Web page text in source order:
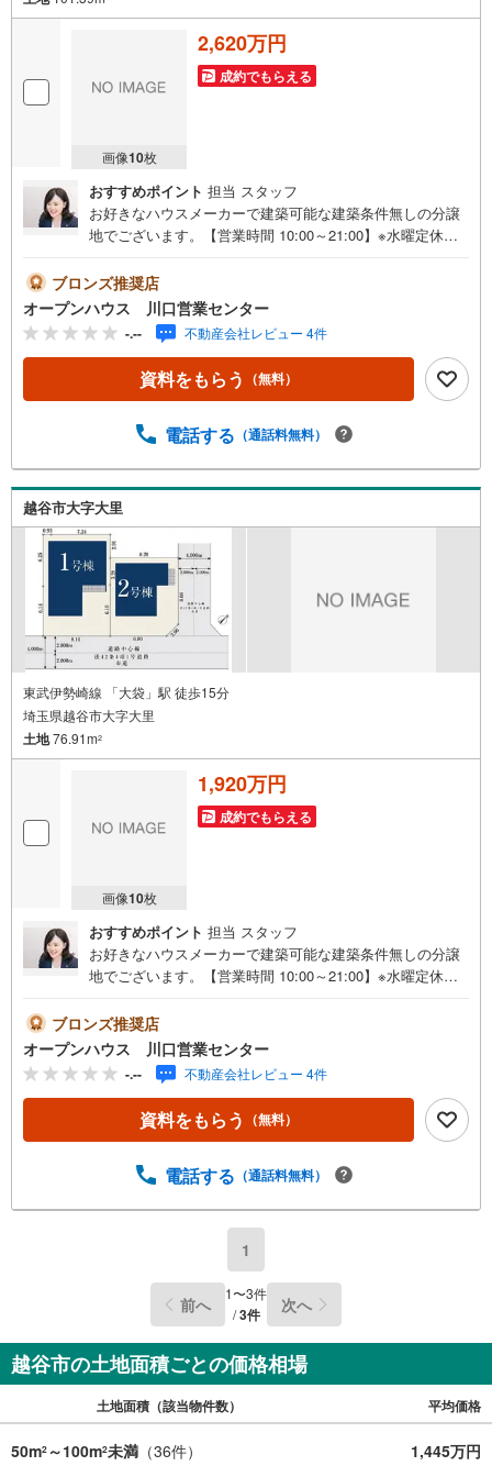
画像10枚
2,620万円
成約でもらえる
おすすめポイント 担当 スタッフ
お好きなハウスメーカーで建築可能な建築条件無しの分譲
地でございます。【営業時間 10:00～21:00】※水曜定休上
軽にご連絡ください！現地を見学される場合は「室内・現
地を見学する（無料）」ボタンよりご希望の日時をご記入
いただけますとスムーズにご案内が可能です。◎現地のご
案内について・平日や夜遅い時間帯もご案内が可能 ※定休
日を除く・経験豊富なスタッフが物件詳細を丁寧にご説明
いたします。・車でご自宅や最寄り駅等、ご指定の場所ま
◎個別FP相談会 無料物件のご紹介だけでなく住宅ロー
いう方も大歓迎です！年間8000棟以上の限定物件を発表し
ているオープンハウスだから出会える物件が多数ございま
す。ぜひお気軽にご連絡・ご相談ください！※限定物件:当
社のみ、もしくは当社を含めた数社でのみご紹介可能なオ
ープンハウス・ディベロップメントの物件
ブロンズ推奨店
オープンハウス 川口営業センター
-.-- 不動産会社レビュー 4件
資料をもらう （無料）
電話する （通話料無料）
越谷市大字大里
東武伊勢崎線 「大袋」駅 徒歩15分
埼玉県越谷市大字大里
土地76.91m2
画像10枚
1,920万円
成約でもらえる
おすすめポイント 担当 スタッフ
お好きなハウスメーカーで建築可能な建築条件無しの分譲
地でございます。【営業時間 10:00～21:00】※水曜定休上
軽にご連絡ください！現地を見学される場合は「室内・現
地を見学する（無料）」ボタンよりご希望の日時をご記入
いただけますとスムーズにご案内が可能です。◎現地のご
案内について・平日や夜遅い時間帯もご案内が可能 ※定休
日を除く・経験豊富なスタッフが物件詳細を丁寧にご説明
いたします。・車でご自宅や最寄り駅等、ご指定の場所ま
◎個別FP相談会 無料物件のご紹介だけでなく住宅ロー
いう方も大歓迎です！年間8000棟以上の限定物件を発表し
す。ぜひお気軽にご連絡・ご相談ください！※限定物件:当
社のみ、もしくは当社を含めた数社でのみご紹介可能なオ
ープンハウス・ディベロップメントの物件
ブロンズ推奨店
オープンハウス 川口営業センター
-.-- 不動産会社レビュー 4件
資料をもらう （無料）
電話する （通話料無料）
1
前へ 1〜3件
/3件 次へ
越谷市の土地面積ごとの価格相場
土地面積（該当物件数） 平均価格
50m2 ～100m2未満 （36件） 1,445万円